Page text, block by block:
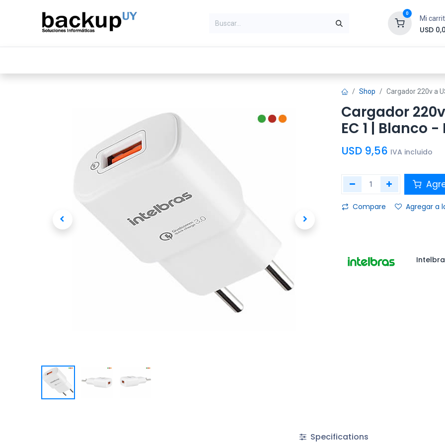
0
Mi
USD
Shop Cargador 220v a
Cargador
EC 1 | Blanco -
USD 9,56 IVA incluido
Compare Agregar a
Specifications